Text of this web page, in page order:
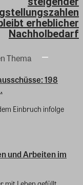
erheblicher
Nachholbedarf
Thema
198
Einbruch infolge
und Arbeiten im